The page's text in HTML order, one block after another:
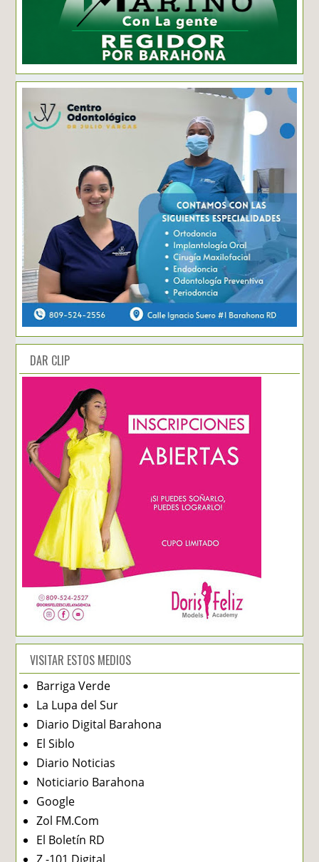
DAR CLIP
VISITAR ESTOS MEDIOS
Barriga Verde
La Lupa del Sur
Diario Digital Barahona
El Siblo
Diario Noticias
Noticiario Barahona
Google
Zol FM.Com
El Boletín RD